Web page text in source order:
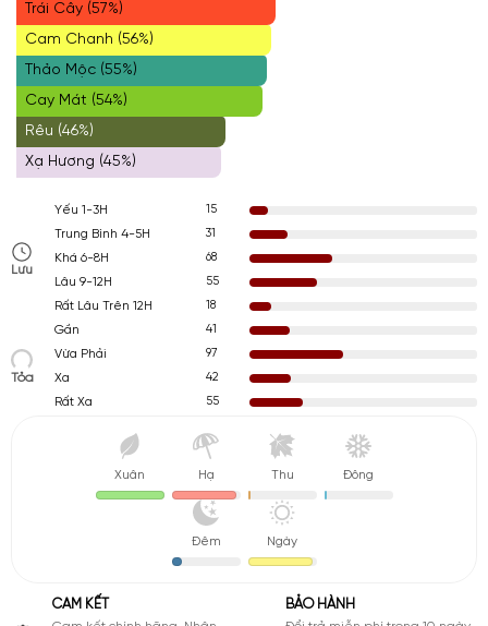
Trái Cây (57%)
Cam Chanh (56%)
Thảo Mộc (55%)
Cay Mát (54%)
Rêu (46%)
Xạ Hương (45%)
Lưu
Yếu 1-3H
15
Trung Bình 4-5H
31
Khá 6-8H
68
Lâu 9-12H
55
Rất Lâu Trên 12H
18
Tỏa
Gần
41
Vừa Phải
97
Xa
42
Rất Xa
55
Xuân Hạ Thu Đông
Đêm Ngày
CAM KẾT
BẢO HÀNH